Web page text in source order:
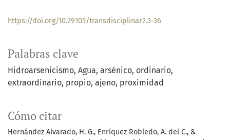
Palabras clave
Hidroarsenicismo Agua arsénico ordinario
extraordinario propio ajeno proximidad
Cómo citar
Hernández Alvarado, H. G., Enríquez Robledo, A. del C., &
https://doi.org/10.29105/transdisciplinar2.3-36